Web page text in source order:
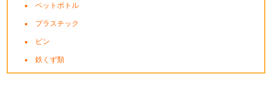
ペットボトル
プラスチック
ビン
鉄くず類